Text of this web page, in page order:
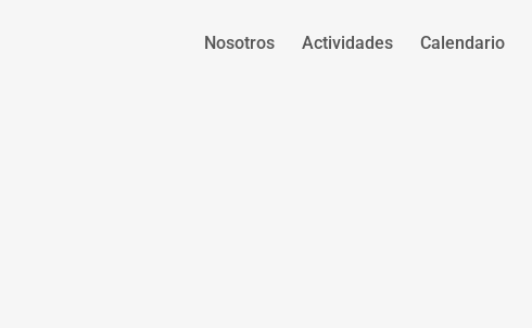
Nosotros Actividades Calendario